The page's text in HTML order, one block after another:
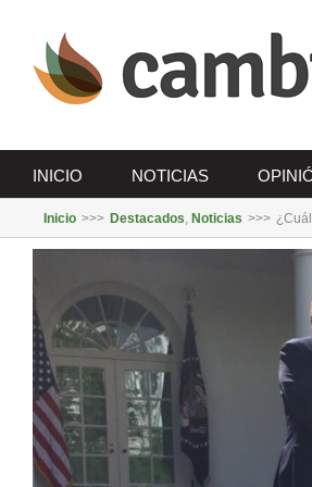
contenido
INICIO NOTICIAS
Inicio >>> Destacados Noticias >>>
más
grande